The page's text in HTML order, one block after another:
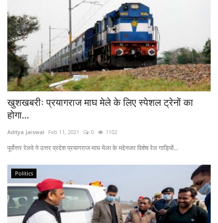
खुशखबरीः प्रयागराज माघ मेले के लिए स्पेशल ट्रेनों का
होगा...
Aditya Jaiswal Feb 11, 2021 0 1102
पूर्वोत्तर रेलवे ने उत्तर प्रदेश प्रयागराज माघ मेला के मद्देनजर विशेष रेल गाड़ियों...
Politics